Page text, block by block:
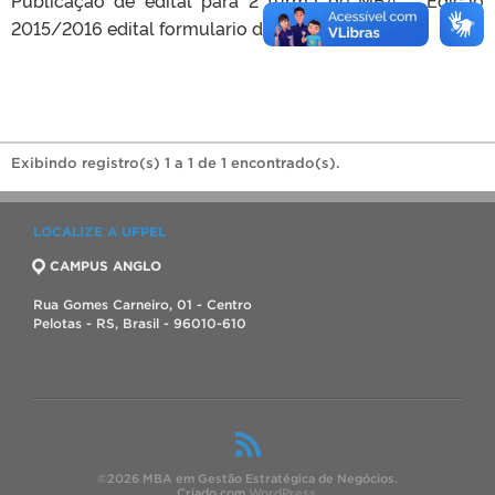
2015/2016 edital formulario de inscrição
Exibindo registro(s) 1 a 1 de 1 encontrado(s).
LOCALIZE A UFPEL
CAMPUS ANGLO
Rua Gomes Carneiro, 01 - Centro
Pelotas - RS, Brasil - 96010-610
©2026 MBA em Gestão Estratégica de Negócios.
Criado com WordPress